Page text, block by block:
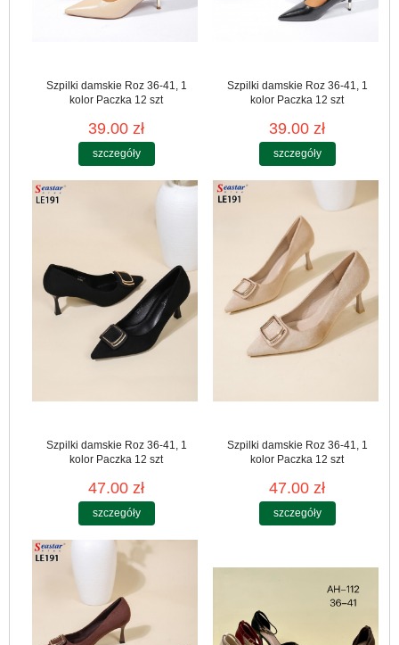
Szpilki damskie Roz 36-41, 1
kolor Paczka 12 szt
39.00 zł
szczegóły
Szpilki damskie Roz 36-41, 1
kolor Paczka 12 szt
39.00 zł
szczegóły
Szpilki damskie Roz 36-41, 1
kolor Paczka 12 szt
47.00 zł
szczegóły
Szpilki damskie Roz 36-41, 1
kolor Paczka 12 szt
47.00 zł
szczegóły